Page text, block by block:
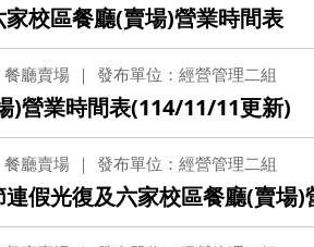
校區餐廳(賣場)營業時間表
廳賣場 發布單位：經營管理二組
)營業時間表(114/11/11更新)
廳賣場 發布單位：經營管理二組
假光復及六家校區餐廳(賣場)